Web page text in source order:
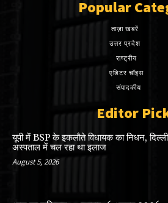
Popular
ताज़ा खबरें
उत्तर प्रदेश
राष्ट्रीय
एडिटर चॉइस
संपादकीय
Editor
यूपी में BSP के इकलाैते विधायक का निधन,
अस्पताल में चल रहा था इलाज
August 5, 2026